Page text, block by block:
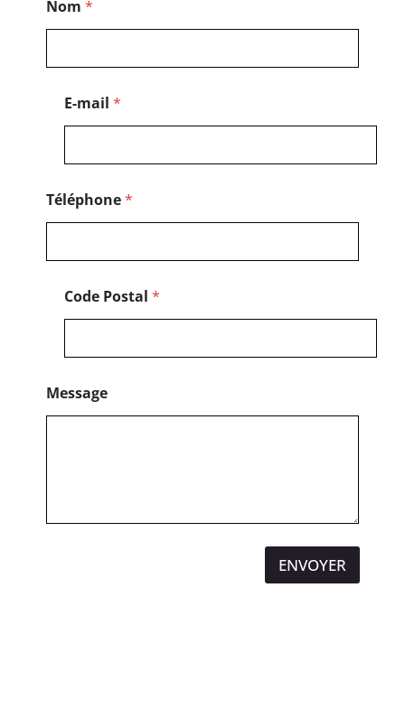
*
*
Nom *
E-mail *
Téléphone*
Code Postal *
Message
ENVOYER